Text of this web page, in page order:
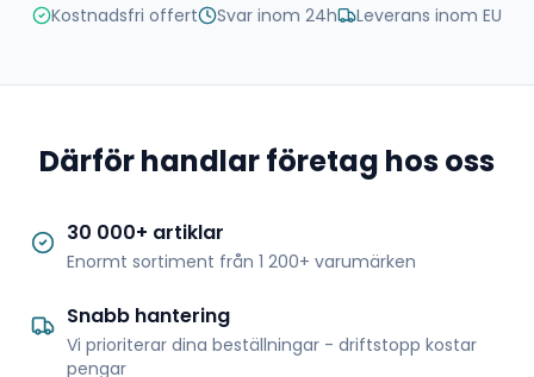
Kostnadsfri offert Svar inom 24h Leverans inom EU
Därför handlar företag hos oss
30 000+ artiklar
Enormt sortiment från 1 200+ varumärken
Snabb hantering
Vi prioriterar dina beställningar - driftstopp kostar
pengar